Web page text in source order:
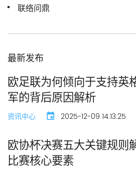
联络问鼎
最新发布
欧足联为何倾向于支持英
军的背后原因解析
资讯中心 2025-12-09 14:13:25
欧协杯决赛五大关键规则
比赛核心要素